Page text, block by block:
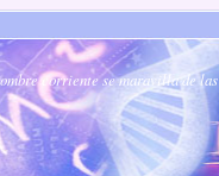
corriente se maravilla de